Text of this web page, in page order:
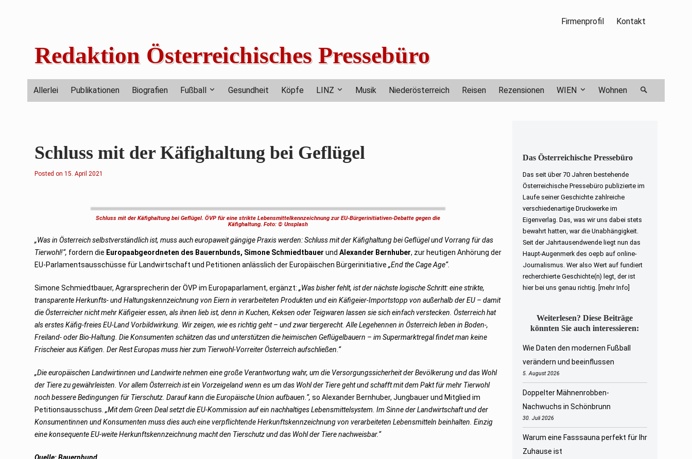
Firmenprofil Kontakt
Redaktion Österreichisches Pressebüro
Allerlei Publikationen Biografien Fußball Gesundheit Köpfe LINZ Musik Niederösterreich Reisen Rezensionen WIEN Wohnen
Schluss mit der Käfighaltung bei Geflügel
Posted on1
2
15. April 2021
Schluss mit der Käfighaltung bei Geflügel. ÖVP für eine strikte Lebensmittelkennzeichnung zur EU-Bürgerinitiativen-Debatte gegen die
Käfighaltung. Foto: © Unsplash
„Was in Österreich selbstverständlich ist, muss auch europaweit gängige Praxis werden: Schluss mit der Käfighaltung bei Geflügel und Vorrang für das
Tierwohl!“, fordern die Europaabgeordneten des Bauernbunds, Simone Schmiedtbauer undAlexander Bernhuber, zur heutigen Anhörung der
EU-Parlamentsausschüsse für Landwirtschaft und Petitionen anlässlich der Europäischen Bürgerinitiative„End the Cage Age“.
Simone Schmiedtbauer, Agrarsprecherin der ÖVP im Europaparlament, ergänzt:„Was bisher fehlt, ist der nächste logische Schritt: eine strikte,
transparente Herkunfts- und Haltungskennzeichnung von Eiern in verarbeiteten Produkten und ein Käfigeier-Importstopp von außerhalb der EU – damit
die Österreicher nicht mehr Käfigeier essen, als ihnen lieb ist, denn in Kuchen, Keksen oder Teigwaren lassen sie sich einfach verstecken. Österreich hat
als erstes Käfig-freies EU-Land Vorbildwirkung. Wir zeigen, wie es richtig geht – und zwar tiergerecht. Alle Legehennen in Österreich leben in Boden-,
Freiland- oder Bio-Haltung. Die Konsumenten schätzen das und unterstützen die heimischen Geflügelbauern – im Supermarktregal findet man keine
Frischeier aus Käfigen. Der Rest Europas muss hier zum Tierwohl-Vorreiter Österreich aufschließen.“
„Die europäischen Landwirtinnen und Landwirte nehmen eine große Verantwortung wahr, um die Versorgungssicherheit der Bevölkerung und das Wohl
der Tiere zu gewährleisten. Vor allem Österreich ist ein Vorzeigeland wenn es um das Wohl der Tiere geht und schafft mit dem Pakt für mehr Tierwohl
noch bessere Bedingungen für Tierschutz. Darauf kann die Europäische Union aufbauen.“, so Alexander Bernhuber, Jungbauer und Mitglied im
Petitionsausschuss.„Mit dem Green Deal setzt die EU-Kommission auf ein nachhaltiges Lebensmittelsystem. Im Sinne der Landwirtschaft und der
Konsumentinnen und Konsumenten muss dies auch eine verpflichtende Herkunftskennzeichnung von verarbeiteten Lebensmitteln beinhalten. Einzig
eine konsequente EU-weite Herkunftskennzeichnung macht den Tierschutz und das Wohl der Tiere nachweisbar.“
Quelle: Bauernbund
Das Österreichische Pressebüro
Das seit über 70 Jahren bestehende
Österreichische Pressebüro publizierte im
Laufe seiner Geschichte zahlreiche
verschiedenartige Druckwerke im
Eigenverlag. Das, was wir uns dabei stets
bewahrt hatten, war die Unabhängigkeit.
Seit der Jahrtausendwende liegt nun das
Haupt-Augenmerk des oepb auf online-
Journalismus. Wer also Wert auf fundiert
recherchierte Geschichte(n) legt, der ist
hier bei uns genau richtig. [mehr Info]
Weiterlesen? Diese Beiträge
könnten Sie auch interessieren:
Wie Daten den modernen Fußball
verändern und beeinflussen
5. August 2026
Doppelter Mähnenrobben-
Nachwuchs in Schönbrunn
30. Juli 2026
Warum eine Fasssauna perfekt für Ihr
Zuhause ist